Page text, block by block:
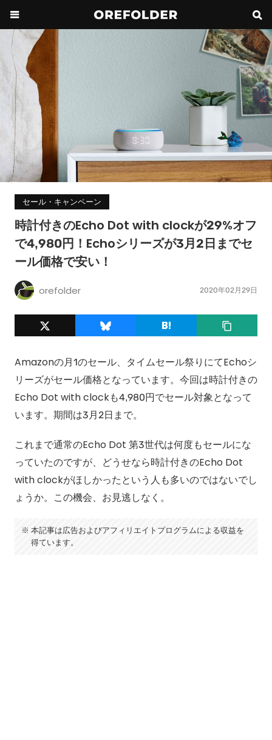
セール・キャンペーン
時計付きのEcho Dot with clockが29%オフ
で4,980円！Echoシリーズが3月2日までセ
ール価格で安い！
orefolder 2020年02月29日
Amazonの月1のセール、タイムセール祭りにてEchoシ
リーズがセール価格となっています。今回は時計付きの
Echo Dot with clockも4,980円でセール対象となって
います。期間は3月2日まで。
これまで通常のEcho Dot 第3世代は何度もセールにな
っていたのですが、どうせなら時計付きのEcho Dot
with clockがほしかったという人も多いのではないでし
ょうか。この機会、お見逃しなく。
本記事は広告およびアフィリエイトプログラムによる収益を
得ています。